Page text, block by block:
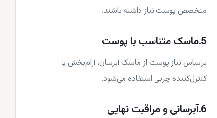
متخصص پوست نیاز داشته باشند.
5.ماسک متناسب با پوست
براساس نیاز پوست از ماسک آبرسان، آرام‌بخش یا
کنترل‌کننده چربی استفاده می‌شود.
6.آبرسانی و مراقبت نهایی